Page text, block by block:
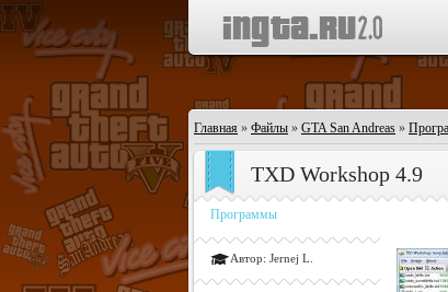
Главная » Файлы » GTA San Andreas »
TXD Workshop 4.9
Программы
Автор: Jernej L.